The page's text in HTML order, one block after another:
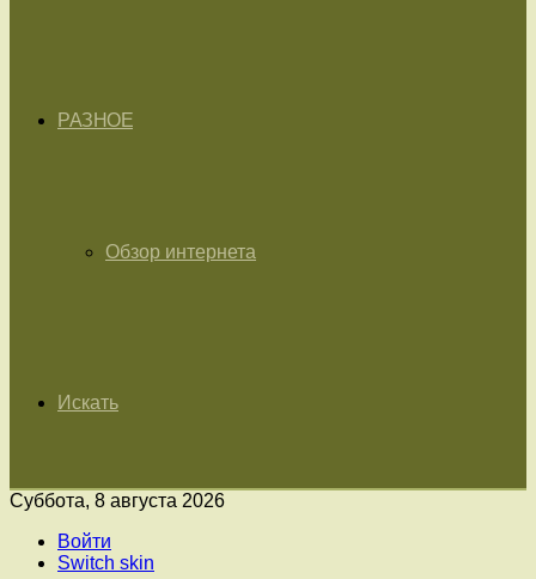
РАЗНОЕ
Обзор интернета
Искать
Суббота, 8 августа 2026
Войти
Switch skin